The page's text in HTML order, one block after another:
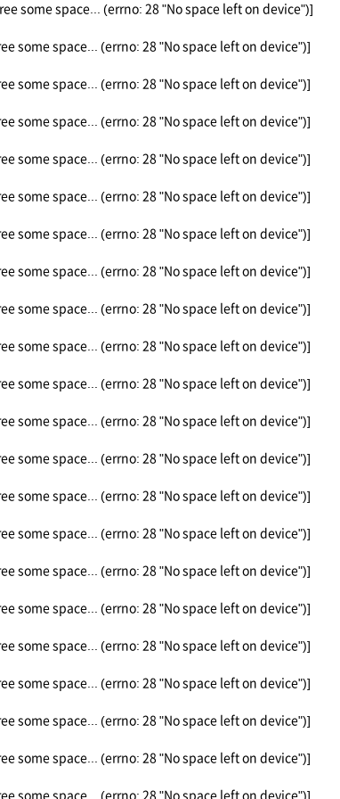
some space... (errno: 28 "No space left on device")]
some space... (errno: 28 "No space left on device")]
some space... (errno: 28 "No space left on device")]
some space... (errno: 28 "No space left on device")]
some space... (errno: 28 "No space left on device")]
some space... (errno: 28 "No space left on device")]
some space... (errno: 28 "No space left on device")]
some space... (errno: 28 "No space left on device")]
some space... (errno: 28 "No space left on device")]
some space... (errno: 28 "No space left on device")]
some space... (errno: 28 "No space left on device")]
some space... (errno: 28 "No space left on device")]
some space... (errno: 28 "No space left on device")]
some space... (errno: 28 "No space left on device")]
some space... (errno: 28 "No space left on device")]
some space... (errno: 28 "No space left on device")]
some space... (errno: 28 "No space left on device")]
some space... (errno: 28 "No space left on device")]
some space... (errno: 28 "No space left on device")]
some space... (errno: 28 "No space left on device")]
some space... (errno: 28 "No space left on device")]
some space... (errno: 28 "No space left on device")]